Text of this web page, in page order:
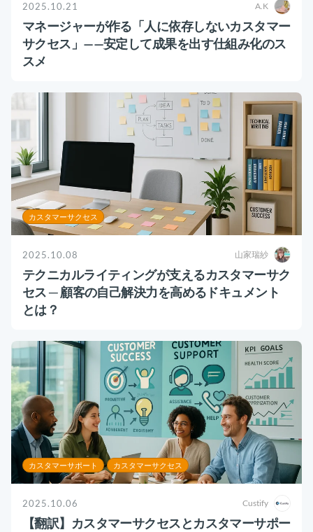
2025.10.21 A.K
マネージャーが作る「人に依存しないカスタマー
サクセス」——安定して成果を出す仕組み化のス
スメ
カスタマーサクセス
2025.10.08 山家瑞紗
テクニカルライティングが支えるカスタマーサク
セス ─ 顧客の自己解決力を高めるドキュメント
とは？
カスタマーサポート カスタマーサクセス
2025.10.06 Custify
【翻訳】カスタマーサクセスとカスタマーサポー